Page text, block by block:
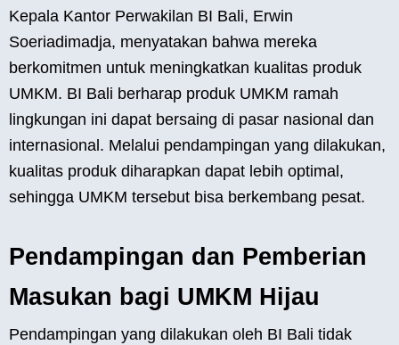
Kepala Kantor Perwakilan BI Bali, Erwin
Soeriadimadja, menyatakan bahwa mereka
berkomitmen untuk meningkatkan kualitas produk
UMKM. BI Bali berharap produk UMKM ramah
lingkungan ini dapat bersaing di pasar nasional dan
internasional. Melalui pendampingan yang dilakukan,
kualitas produk diharapkan dapat lebih optimal,
sehingga UMKM tersebut bisa berkembang pesat.
Pendampingan dan Pemberian
Masukan bagi UMKM Hijau
Pendampingan yang dilakukan oleh BI Bali tidak